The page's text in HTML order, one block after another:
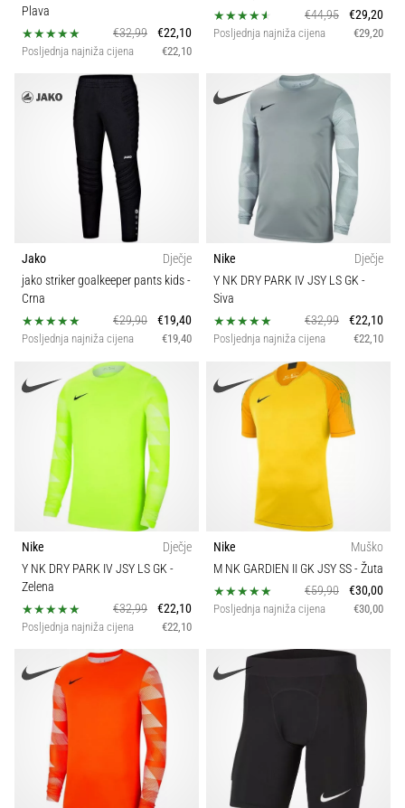
Plava
€32,99
€22,10
Posljednja najniža cijena €22,10
€44,95
€29,20
Posljednja najniža cijena €29,20
Jako
Dječje
jako striker goalkeeper pants kids-
Crna
€29,90
€19,40
Posljednja najniža cijena €19,40
Nike
Dječje
Y NK DRY PARK IV JSY LS GK-
Siva
€32,99
€22,10
Posljednja najniža cijena €22,10
Nike
Dječje
Y NK DRY PARK IV JSY LS GK-
Zelena
€32,99
€22,10
Posljednja najniža cijena €22,10
Nike
Muško
M NK GARDIEN II GK JSY SS- Žuta
€59,90
€30,00
Posljednja najniža cijena €30,00